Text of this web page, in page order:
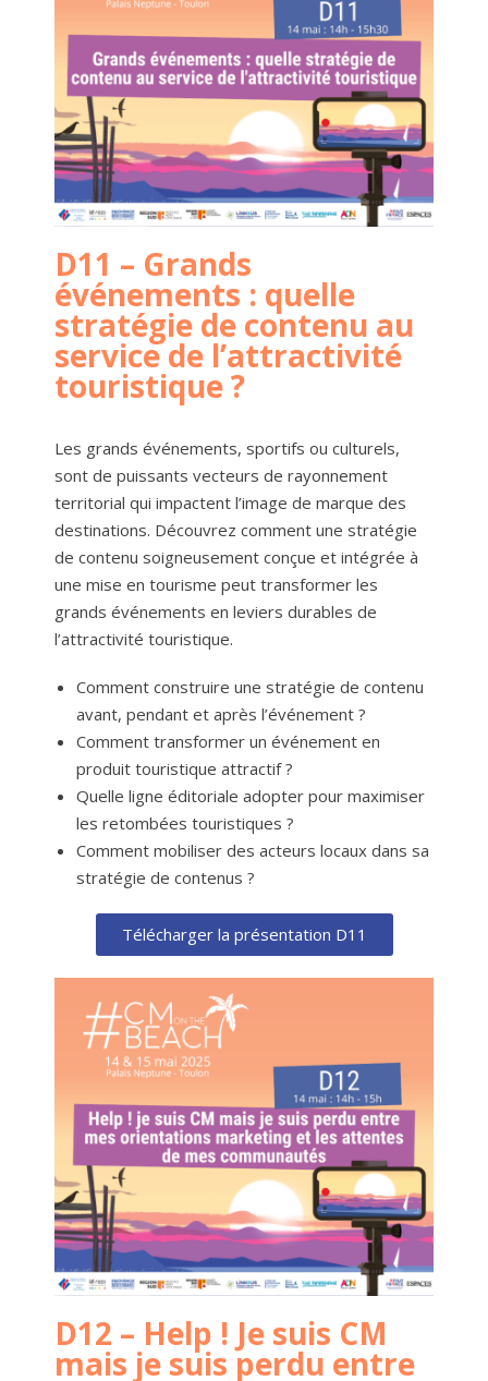
D11 – Grands
événements : quelle
stratégie de contenu au
service de l’attractivité
touristique ?
Les grands événements, sportifs ou culturels,
sont de puissants vecteurs de rayonnement
territorial qui impactent l’image de marque des
destinations. Découvrez comment une stratégie
de contenu soigneusement conçue et intégrée à
une mise en tourisme peut transformer les
grands événements en leviers durables de
l’attractivité touristique.
Comment construire une stratégie de contenu
avant, pendant et après l’événement ?
Comment transformer un événement en
produit touristique attractif ?
Quelle ligne éditoriale adopter pour maximiser
les retombées touristiques ?
Comment mobiliser des acteurs locaux dans sa
stratégie de contenus ?
Télécharger la présentation D11
D12 – Help ! Je suis CM
mais je suis perdu entre